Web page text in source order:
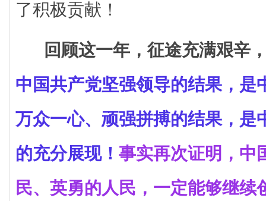
了积极贡献！
回顾这一年，征途充满艰辛
中国共产党坚强领导的结果，是
万众一心、顽强拼搏的结果，是
的充分展现！ 事实再次证明，中
民、英勇的人民，一定能够继续